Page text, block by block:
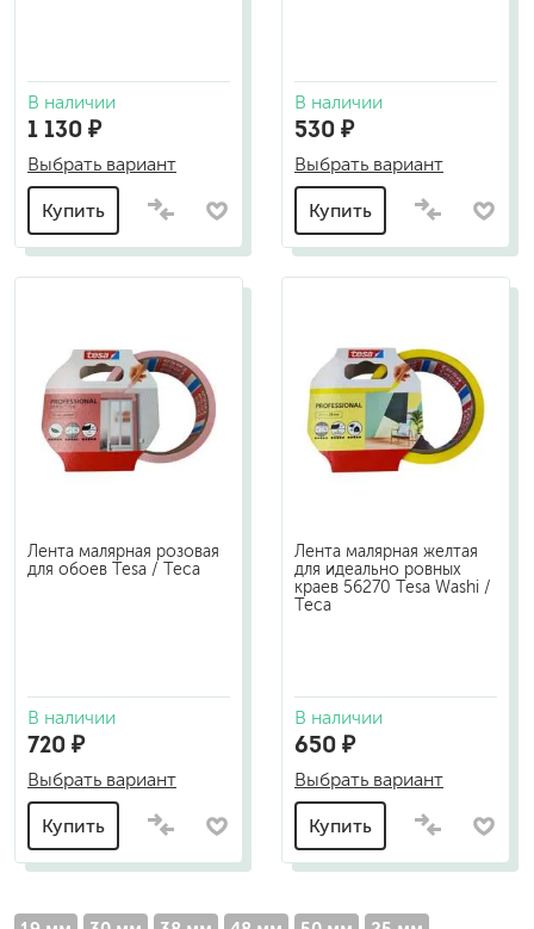
В наличии
1 130 ₽
Выбрать вариант
Купить
В наличии
530 ₽
Выбрать вариант
Купить
Лента малярная розовая
для обоев Tesa / Теса
В наличии
720 ₽
Выбрать вариант
Купить
Лента малярная желтая
для идеально ровных
краев 56270 Tesa Washi /
Теса
В наличии
650 ₽
Выбрать вариант
Купить